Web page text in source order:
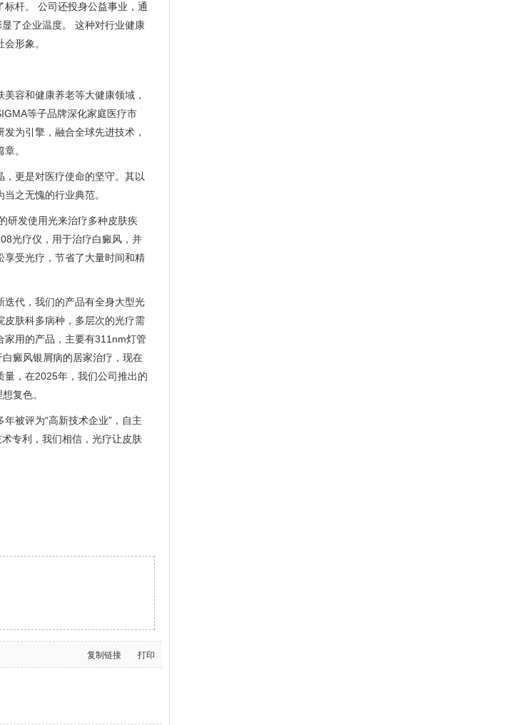
杆。 公司还投身公益事业，通
了企业温度。 这种对行业健康
形象。
容和健康养老等大健康领域，
等子品牌深化家庭医疗市
为引擎，融合全球先进技术，
。
，更是对医疗使命的坚守。其以
之无愧的行业典范。
研发使用光来治疗多种皮肤疾
光疗仪，用于治疗白癜风，并
享受光疗，节省了大量时间和精
代，我们的产品有全身大型光
肤科多病种，多层次的光疗需
家用的产品，主要有311nm灯管
癜风银屑病的居家治疗，现在
，在2025年，我们公司推出的
复色。
被评为“高新技术企业”，自主
专利，我们相信，光疗让皮肤
复制链接 打印